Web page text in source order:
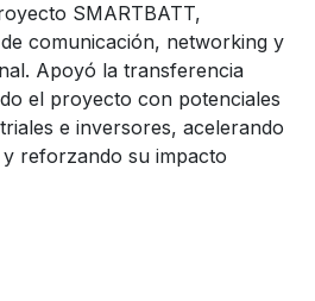
SMARTBATT,
comunicación, networking y
Apoyó la transferencia
el proyecto con potenciales
e inversores, acelerando
reforzando su impacto